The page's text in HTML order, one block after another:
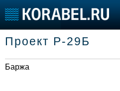
Тип судна
Добавить судно
Добавить проект
Последние 100
Проект Р-29Б
Баржа